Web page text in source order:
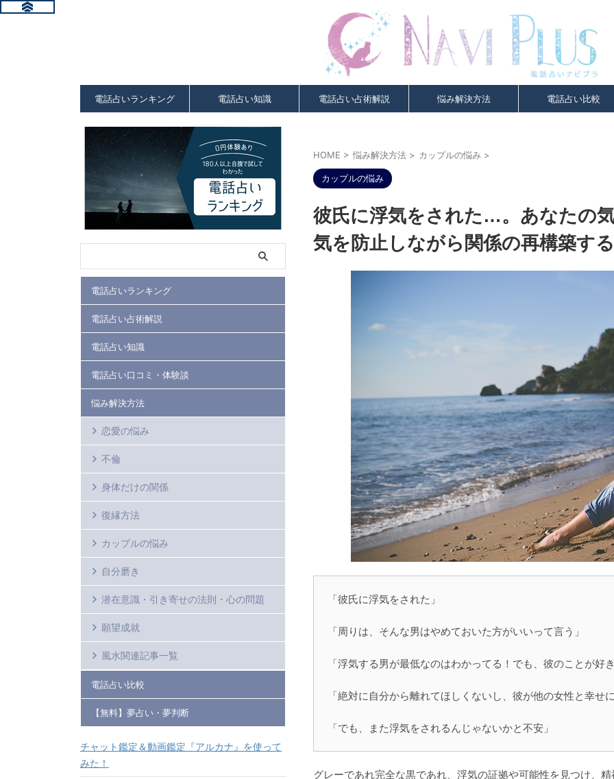
電話占いランキング 電話占い知識 電話占い占術解説 悩み解決方法 電話占い比較
HOME > 悩み解決方法 > カップルの悩み >
カップルの悩み
彼氏に浮気をされた…。あなたの
気を防止しながら関係の再構築す
「彼氏に浮気をされた」
「周りは、そんな男はやめておいた方がいいって言う」
「浮気する男が最低なのはわかってる！でも、彼のことが好
「絶対に自分から離れてほしくないし、彼が他の女性と幸せ
「でも、また浮気をされるんじゃないかと不安」
グレーであれ完全な黒であれ、浮気の証拠や可能性を見つけ、
電話占いランキング
電話占い占術解説
電話占い知識
電話占い口コミ・体験談
悩み解決方法
恋愛の悩み
不倫
身体だけの関係
復縁方法
カップルの悩み
自分磨き
潜在意識・引き寄せの法則・心の問題
願望成就
風水関連記事一覧
電話占い比較
【無料】夢占い・夢判断
チャット鑑定＆動画鑑定『アルカナ』を使って
みた！